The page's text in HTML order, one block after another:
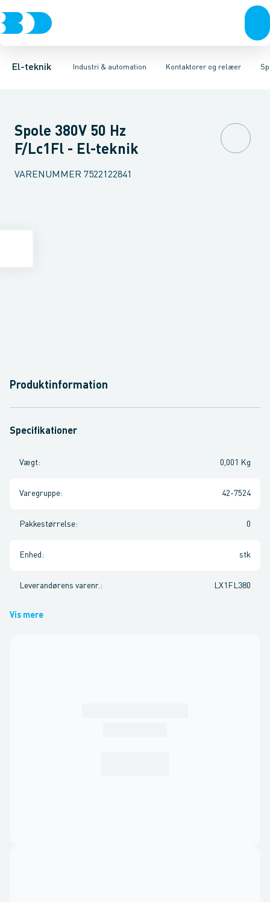
El-teknik Industri & automation
Afbrydere, stikkontakter & lampeudtagForgreningsmateriel
Kontaktorer og relæer
Industristiksystemer Frekvensomformere og softstartere
Elektronisk overstrømsrelæMotorstart kombination
Spole 380V 50 Hz
F/Lc1Fl - El-teknik
VARENUMMER 7522122841
Produktinformation
Specifikationer
Vægt: 0,001 Kg
Varegruppe: 42-7524
Pakkestørrelse: 0
Enhed : stk
Leverandørens varenr. : LX1FL380
Vis mere